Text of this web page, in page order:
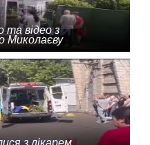
та відео з
Миколаєву